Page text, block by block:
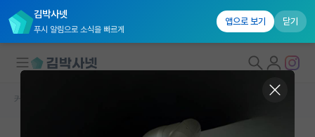
김박사넷
푸시 알림으로 소식을 빠르게
앱으로 보기 닫기
커뮤니티 홈